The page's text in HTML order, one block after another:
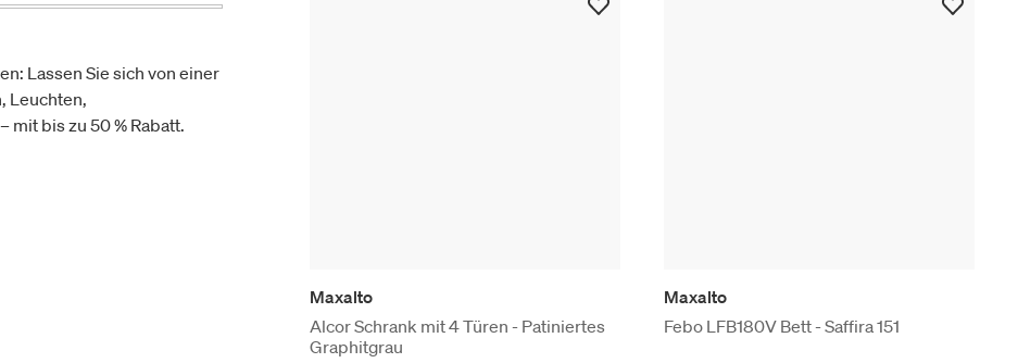
Lassen Sie sich von einer
Leuchten,
mit bis zu 50 % Rabatt.
Maxalto
Alcor Schrank mit 4 Türen - Patiniertes
Graphitgrau
Maxalto
Febo LFB180V Bett - Saffira 151